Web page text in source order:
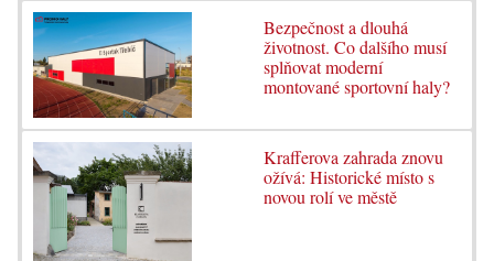
Bezpečnost a dlouhá
životnost. Co dalšího musí
splňovat moderní
montované sportovní haly?
Krafferova zahrada znovu
ožívá: Historické místo s
novou rolí ve městě